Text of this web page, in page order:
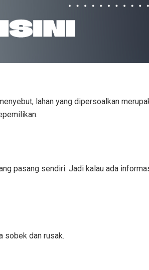
lahan yang dipersoalkan
pasang sendiri. Jadi kalau ada
sobek dan rusak.